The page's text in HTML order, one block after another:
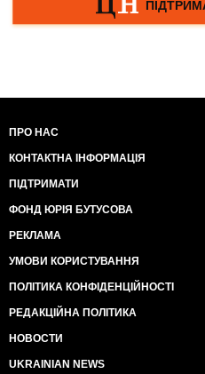
ПРО НАС
КОНТАКТНА ІНФОРМАЦІЯ
ПІДТРИМАТИ
ФОНД ЮРІЯ БУТУСОВА
РЕКЛАМА
УМОВИ КОРИСТУВАННЯ
ПОЛІТИКА КОНФІДЕНЦІЙНОСТІ
РЕДАКЦІЙНА ПОЛІТИКА
НОВОСТИ
UKRAINIAN NEWS